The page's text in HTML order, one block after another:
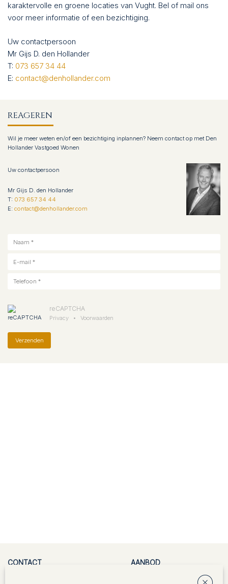
karaktervolle en groene locaties van Vught. Bel of mail ons
voor meer informatie of een bezichtiging.
Uw contactpersoon
Mr Gijs D. den Hollander
T: 073 657 34 44
E: contact@denhollander.com
REAGEREN
Wil je meer weten en/of een bezichtiging inplannen? Neem contact op met Den
Hollander Vastgoed Wonen
Uw contactpersoon
Mr Gijs D. den Hollander
T: 073 657 34 44
E: contact@denhollander.com
reCAPTCHA
Privacy • Voorwaarden
Verzenden
CONTACT AANBOD